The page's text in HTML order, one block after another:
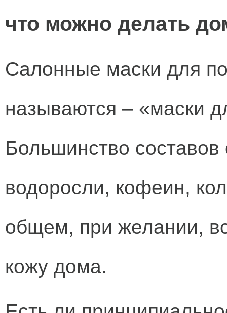
что можно делать
Салонные маски для
называются – «маски
Большинство
водоросли, кофеин,
общем, при желании,
кожу дома.